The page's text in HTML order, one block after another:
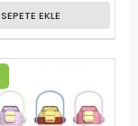
SEPETE EKLE